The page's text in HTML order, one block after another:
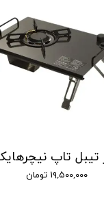
۱۹,۵۰۰,۰۰۰ تومان